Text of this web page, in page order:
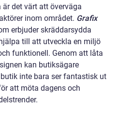
det värt att överväga
inom området. Grafix
erbjuder skräddarsydda
till att utveckla en miljö
funktionell. Genom att låta
kan butiksägare
inte bara ser fantastisk ut
att möta dagens och